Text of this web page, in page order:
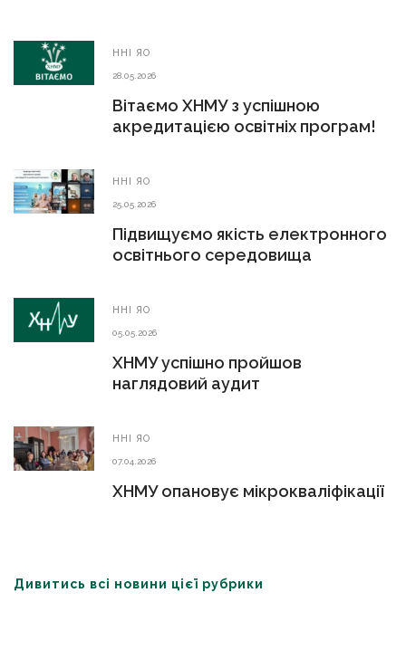
ННІ ЯО
28.05.2026
Вітаємо ХНМУ з успішною
акредитацією освітніх програм!
ННІ ЯО
25.05.2026
Підвищуємо якість електронного
освітнього середовища
ННІ ЯО
05.05.2026
ХНМУ успішно пройшов
наглядовий аудит
ННІ ЯО
07.04.2026
ХНМУ опановує мікрокваліфікації
Дивитись всі новини цієї рубрики